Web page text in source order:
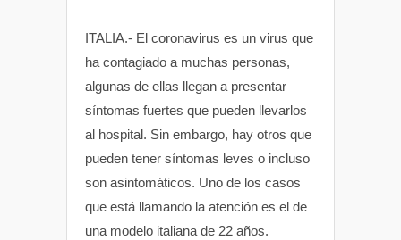
t
s
A
p
e
b
o
o
t
t
e
r
ITALIA.- El coronavirus es un virus que
ha contagiado a muchas personas,
algunas de ellas llegan a presentar
síntomas fuertes que pueden llevarlos
al hospital. Sin embargo, hay otros que
pueden tener síntomas leves o incluso
son asintomáticos. Uno de los casos
que está llamando la atención es el de
una modelo italiana de 22 años.